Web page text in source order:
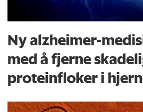
Ny alzheimer-
med å fjerne
proteinfloker i